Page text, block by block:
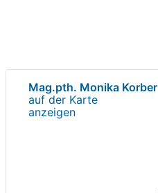
Mag.pth. Monika Korber
auf der Karte
anzeigen